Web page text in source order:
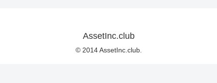
AssetInc.club
© 2014 AssetInc.club.